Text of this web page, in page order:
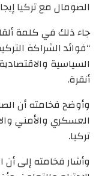
الصومال مع تركيا
جاء ذلك في كلمة
“فوائد الشراكة
السياسية
أنقرة.
وأوضح فخامته أن
العسكري والأمني
تركيا.
وأشار فخامته إلى